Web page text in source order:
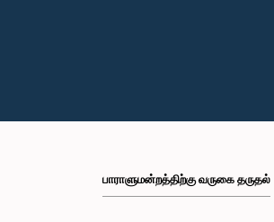
பாராளுமன்றத்திற்கு வருகை தருதல்